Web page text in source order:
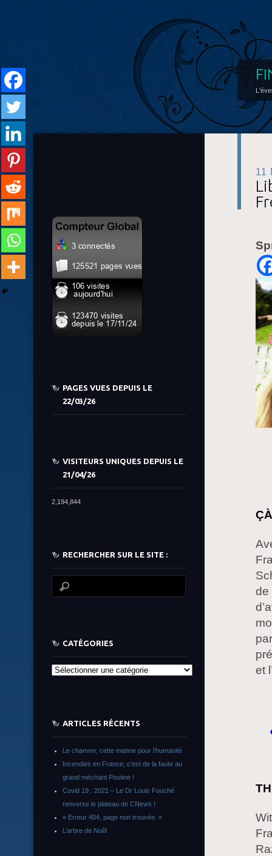
11
de
et
PAGES VUES DEPUIS LE
22/03/26
VISITEURS UNIQUES DEPUIS LE
21/04/26
2,194,844
RECHERCHER SUR LE SITE :
CATÉGORIES
Catégories
ARTICLES RÉCENTS
Le chanvre, cette manne pour l’humanité
Incendies en France, c’est de la faute au
grand méchant Poutine !
Covid 19 : 2021 – Le Dr Louis Fouché
renverse le plateau de CNews !
« Erreur 404, page non trouvée. »
L’arbre de Noêl